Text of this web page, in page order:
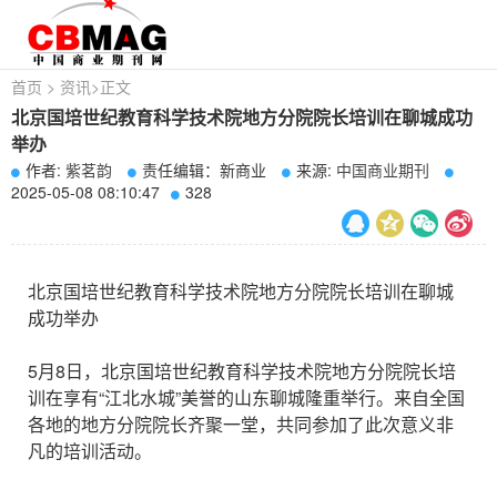
首页 > 资讯>正文
北京国培世纪教育科学技术院地方分院院长培训在聊城成功
举办
作者: 紫茗韵 责任编辑：新商业 来源: 中国商业期刊
2025-05-08 08:10:47
328
北京国培世纪教育科学技术院地方分院院长培训在聊城
成功举办
5月8日，北京国培世纪教育科学技术院地方分院院长培
训在享有“江北水城”美誉的山东聊城隆重举行。来自全国
各地的地方分院院长齐聚一堂，共同参加了此次意义非
凡的培训活动。